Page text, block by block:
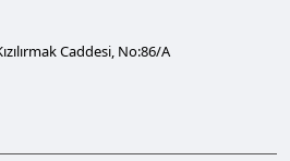
Caddesi, No:86/A